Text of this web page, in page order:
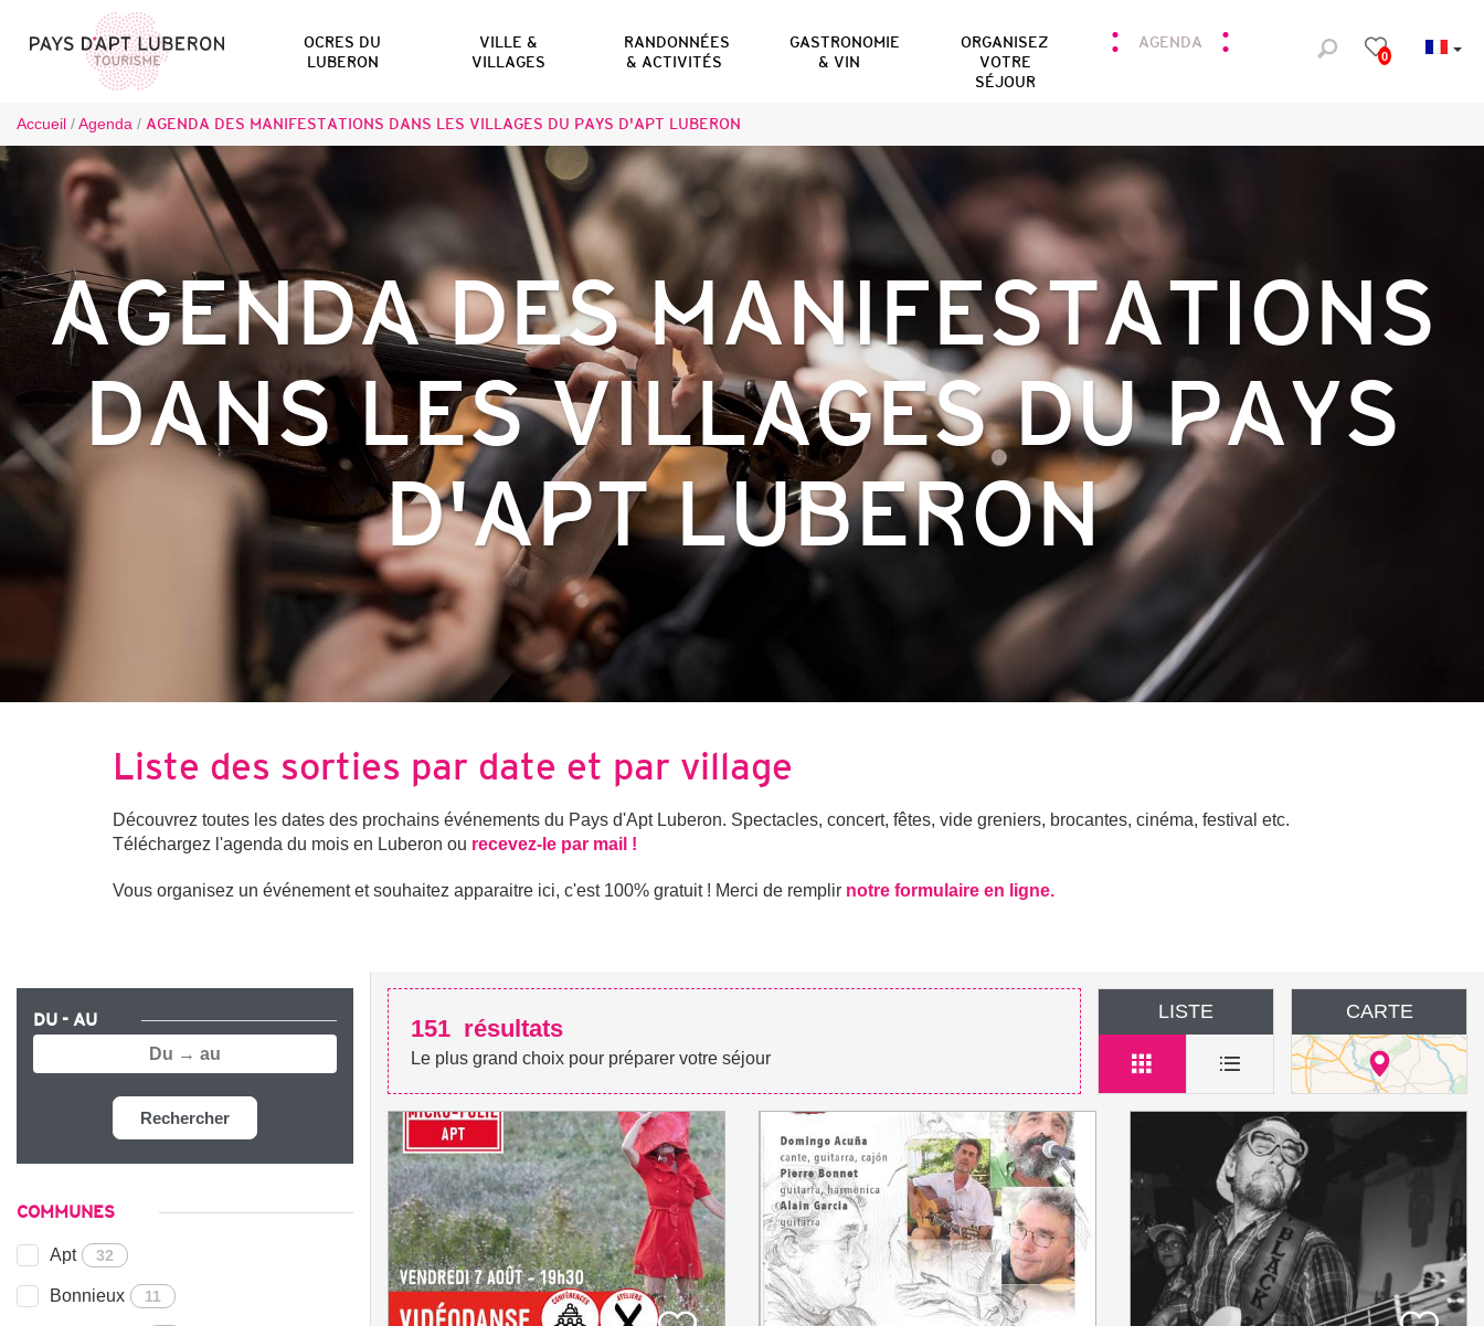
0
OCRES DU
LUBERON
VILLE &
VILLAGES
RANDONNÉES
& ACTIVITÉS
GASTRONOMIE
& VIN
ORGANISEZ
VOTRE
SÉJOUR
AGENDA
Accueil /Agenda / AGENDA DES MANIFESTATIONS DANS LES VILLAGES DU PAYS D'APT LUBERON
AGENDA DES MANIFESTATIONS
DANS LES VILLAGES DU PAYS
D'APT LUBERON
Liste des sorties par date et par village
Découvrez toutes les dates des prochains événements du Pays d'Apt Luberon. Spectacles, concert, fêtes, vide greniers, brocantes, cinéma, festival etc.
Téléchargez l'agenda du mois en Luberon ou recevez-le par mail !
Vous organisez un événement et souhaitez apparaitre ici, c'est 100% gratuit ! Merci de remplir notre formulaire en ligne.
DU - AU
Rechercher
COMMUNES
Apt 32
Bonnieux 11
151 résultats
Le plus grand choix pour préparer votre séjour
LISTE CARTE